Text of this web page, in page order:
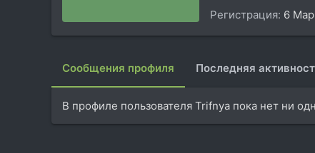
Регистрация 6
Сообщения профиля Последняя
В профиле пользователя Trifnya пока нет ни